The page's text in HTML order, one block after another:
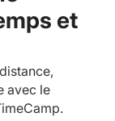
et
avec le